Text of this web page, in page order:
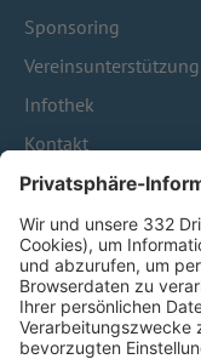
Sponsoring
Vereinsunterstützung
Infothek
Kontakt
HÄUFIG
Pässe und
Trainerausbildung
Schulungsangebot